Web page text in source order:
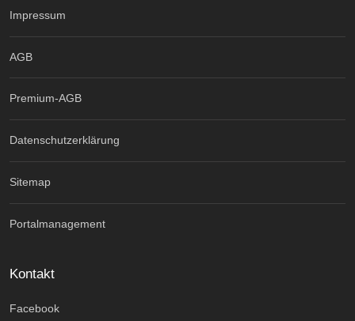
Impressum
AGB
Premium-AGB
Datenschutzerklärung
Sitemap
Portalmanagement
Kontakt
Facebook